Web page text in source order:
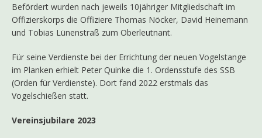
Befördert wurden nach jeweils 10jähriger Mitgliedschaft im
Offizierskorps die Offiziere Thomas Nöcker, David Heinemann
und Tobias Lünenstraß zum Oberleutnant.
Für seine Verdienste bei der Errichtung der neuen Vogelstange
im Planken erhielt Peter Quinke die 1. Ordensstufe des SSB
(Orden für Verdienste). Dort fand 2022 erstmals das
Vogelschießen statt.
Vereinsjubilare 2023